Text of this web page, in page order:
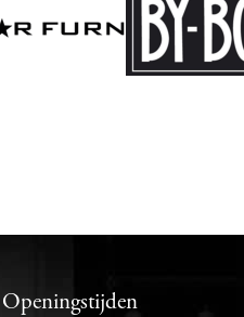
Openingstijden